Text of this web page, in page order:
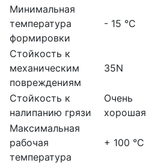
Минимальная
температура
формировки
- 15 °C
Стойкость к
механическим
повреждениям
35N
Стойкость к
налипанию грязи
Очень
хорошая
Максимальная
рабочая
температура
+ 100 °C